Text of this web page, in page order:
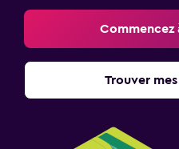
Commencez
Trouver